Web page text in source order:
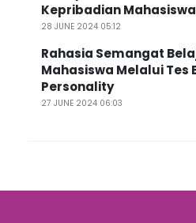
Kepribadian Mahasiswa
28 JUNE 2024 05:12
Rahasia Semangat
Mahasiswa Melalui Tes
Personality
27 JUNE 2024 06:03